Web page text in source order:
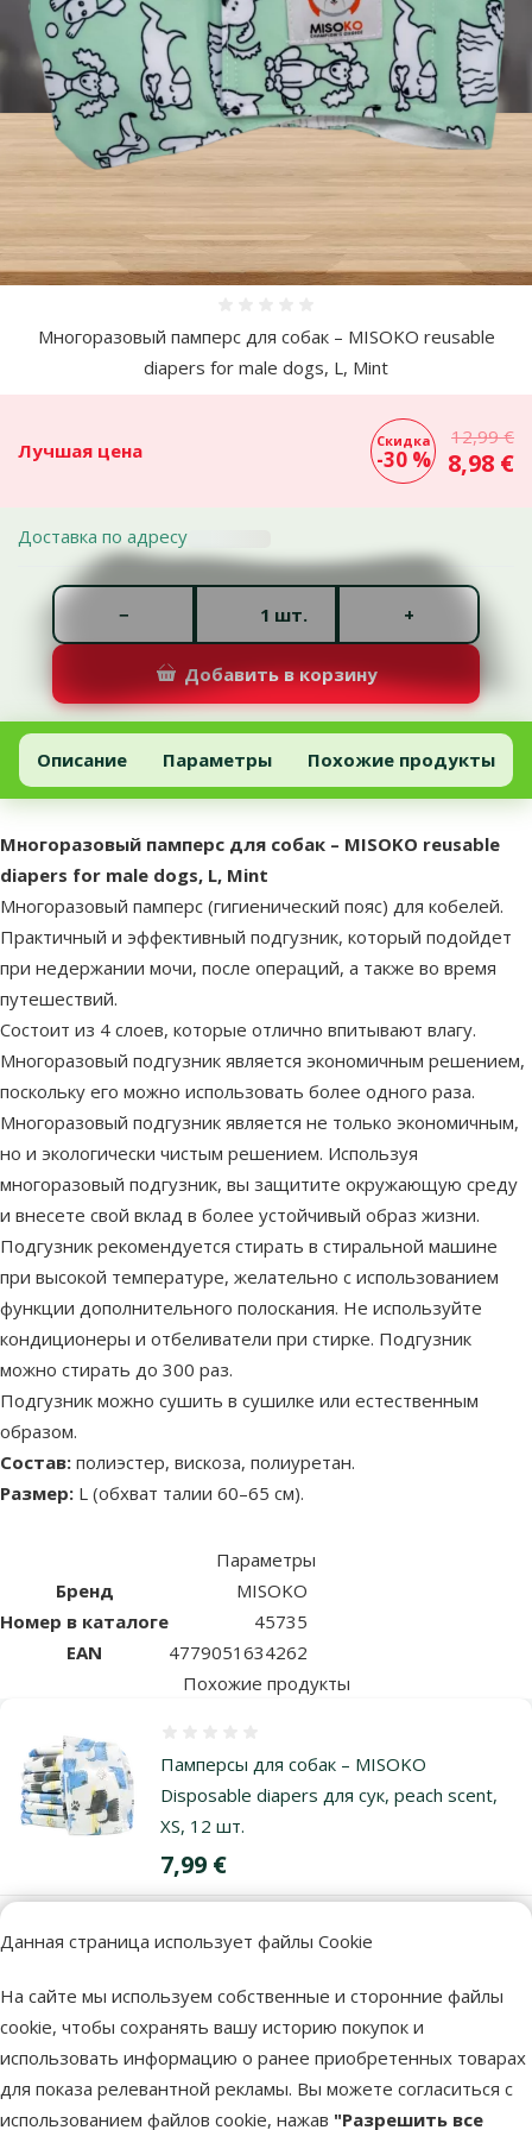
Данная страница использует файлы Cookie
На сайте мы используем собственные и сторонние файлы
cookie, чтобы сохранять вашу историю покупок и
использовать информацию о ранее приобретенных товарах
для показа релевантной рекламы. Вы можете согласиться с
использованием файлов cookie, нажав "Разрешить все
Многоразовый памперс для собак – MISOKO reusable
diapers for male dogs, L, Mint
Лучшая цена Скидка
-30 %
12,99 €
8,98 €
Доставка по адресу
шт.
− +
Добавить в корзину
Многоразовый памперс для собак – MISOKO reusable diapers
Добавить в корзину
Описание Параметры Похожие продукты
В начало страницы
superzoo.product.detail.content
Многоразовый памперс для собак – MISOKO reusable
diapers for male dogs, L, Mint
Многоразовый памперс (гигиенический пояс) для кобелей.
Практичный и эффективный подгузник, который подойдет
при недержании мочи, после операций, а также во время
путешествий.
Состоит из 4 слоев, которые отлично впитывают влагу.
Многоразовый подгузник является экономичным решением,
поскольку его можно использовать более одного раза.
Многоразовый подгузник является не только экономичным,
но и экологически чистым решением. Используя
многоразовый подгузник, вы защитите окружающую среду
и внесете свой вклад в более устойчивый образ жизни.
Подгузник рекомендуется стирать в стиральной машине
при высокой температуре, желательно с использованием
функции дополнительного полоскания. Не используйте
кондиционеры и отбеливатели при стирке. Подгузник
можно стирать до 300 раз.
Подгузник можно сушить в сушилке или естественным
образом.
Состав: полиэстер, вискоза, полиуретан.
Размер: L (обхват талии 60–65 см).
Параметры
Бренд
MISOKO
Номер в каталоге
45735
EAN
4779051634262
Похожие продукты
Памперсы для собак – MISOKO
Disposable diapers для сук, peach scent,
ХS, 12 шт.
Цена
7,99 €
В наличии
Памперсы для собак – MISOKO
Disposable diapers for female dogs, with
puppies, peach scent, S, 12 шт.
Оценка 0%